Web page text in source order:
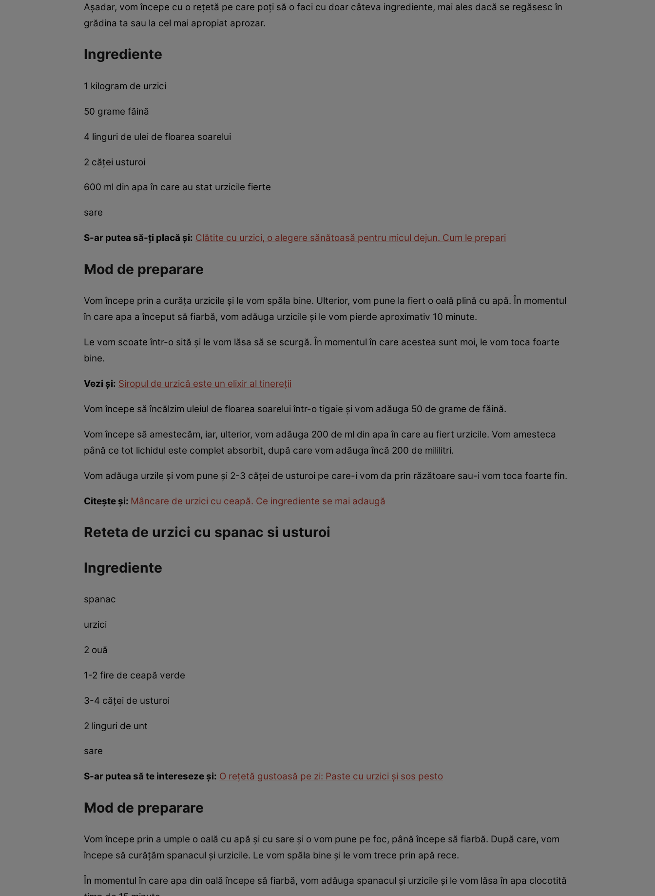
Așadar, vom începe cu o rețetă pe care poți să o faci cu doar câteva ingrediente, mai ales dacă se regăsesc în
grădina ta sau la cel mai apropiat aprozar.
Ingrediente
1 kilogram de urzici
50 grame făină
4 linguri de ulei de floarea soarelui
2 căței usturoi
600 ml din apa în care au stat urzicile fierte
sare
S-ar putea să-ți placă și: Clătite cu urzici, o alegere sănătoasă pentru micul dejun. Cum le prepari
Mod de preparare
Vom începe prin a curăța urzicile și le vom spăla bine. Ulterior, vom pune la fiert o oală plină cu apă. În momentul
în care apa a început să fiarbă, vom adăuga urzicile și le vom pierde aproximativ 10 minute.
Le vom scoate într-o sită și le vom lăsa să se scurgă. În momentul în care acestea sunt moi, le vom toca foarte
bine.
Vezi și: Siropul de urzică este un elixir al tinereţii
Vom începe să încălzim uleiul de floarea soarelui într-o tigaie și vom adăuga 50 de grame de făină.
Vom începe să amestecăm, iar, ulterior, vom adăuga 200 de ml din apa în care au fiert urzicile. Vom amesteca
până ce tot lichidul este complet absorbit, după care vom adăuga încă 200 de mililitri.
Vom adăuga urzile și vom pune și 2-3 căței de usturoi pe care-i vom da prin răzătoare sau-i vom toca foarte fin.
Citește și: Mâncare de urzici cu ceapă. Ce ingrediente se mai adaugă
Reteta de urzici cu spanac si usturoi
Ingrediente
spanac
urzici
2 ouă
1-2 fire de ceapă verde
3-4 căței de usturoi
2 linguri de unt
sare
S-ar putea să te intereseze și: O rețetă gustoasă pe zi: Paste cu urzici şi sos pesto
Mod de preparare
Vom începe prin a umple o oală cu apă și cu sare și o vom pune pe foc, până începe să fiarbă. După care, vom
începe să curățăm spanacul și urzicile. Le vom spăla bine și le vom trece prin apă rece.
În momentul în care apa din oală începe să fiarbă, vom adăuga spanacul și urzicile și le vom lăsa în apa clocotită